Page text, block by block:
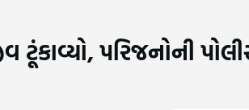
પરિજનોની